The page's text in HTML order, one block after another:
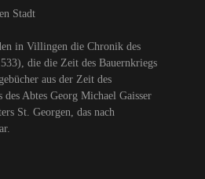
Stadt
in Villingen die Chronik des
die die Zeit des Bauernkriegs
aus der Zeit des
Abtes Georg Michael Gaisser
St. Georgen, das nach